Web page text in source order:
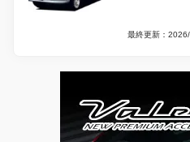
最終更新：